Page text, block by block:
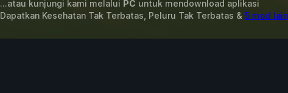
...atau kunjungi kami melalui PC untuk mendownload aplikasi
Dapatkan Kesehatan Tak Terbatas, Peluru Tak Terbatas & 5 mod